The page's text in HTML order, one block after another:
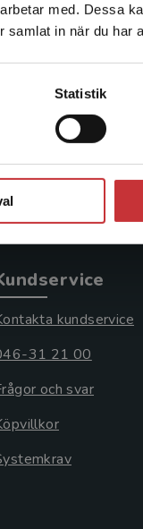
med. Dessa
samlat in när du har
Statistik
köp måste
Läs mer
kundservice
31 21 00
och svar